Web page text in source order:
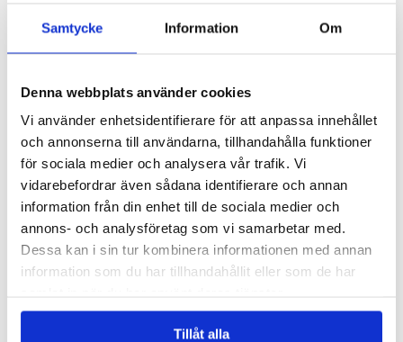
Samtycke Information Om
Denna webbplats använder cookies
Vi använder enhetsidentifierare för att anpassa innehållet
och annonserna till användarna, tillhandahålla funktioner
för sociala medier och analysera vår trafik. Vi
vidarebefordrar även sådana identifierare och annan
information från din enhet till de sociala medier och
annons- och analysföretag som vi samarbetar med.
Dessa kan i sin tur kombinera informationen med annan
information som du har tillhandahållit eller som de har
Tillåt alla
Presentkort på 400 kr
400,00 kr
ARTIKELNR:999508
Presentkort på 500 kr
500,00 kr
ARTIKELNR:999509